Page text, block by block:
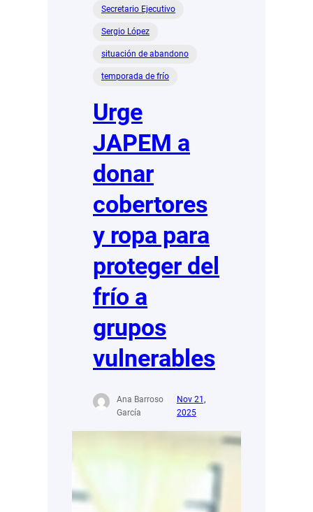
Secretario Ejecutivo
Sergio López
situación de abandono
temporada de frío
Urge
JAPEM a
donar
cobertores
y ropa para
proteger del
frío a
grupos
vulnerables
Ana Barroso
García
Nov 21,
2025